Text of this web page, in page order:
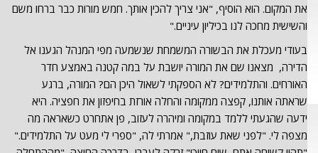
את המקום. הוא הוסיף, "אני צריך להכין אותך. חמש מורות כבר ברחו משם
והשישית מחכה לנו בכיליון עיניים."
בעודי מעכלת את הבשורה המשמחת שנשמעה מפי המנהל הגענו אל
הדירה, מצאנו שם את המורה יושבת על במה קטנה באמצע חדר
האורחים. והתלמידים? לא הספקתי לשאול היכן הם? המורה, ברגע
שראתה אותנו, קפצה ממקומה והחלה אורזת בחיפזון את חפציה. היא
ידעה שהגעתי ללמד במקומה ומיהרה לעזוב, פן אתחרט כשאראה מה
מצפה לי. "לפני שאת עוזבת," אמרתי לה, "ספרי לי מעט על התלמידים."